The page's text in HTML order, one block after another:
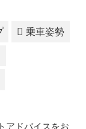
乗車姿勢
アドバイスをお